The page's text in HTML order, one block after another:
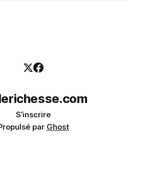
S’inscrire
par Ghost